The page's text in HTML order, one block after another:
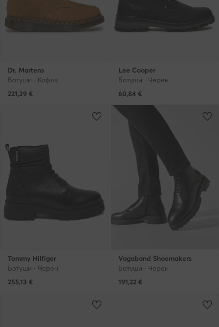
Dr. Martens
Ботуши · Кафяв
221,39 €
Lee Cooper
Ботуши · Черен
60,84 €
Tommy Hilfiger
Ботуши · Черен
255,13 €
Vagabond Shoemakers
Ботуши · Черен
191,22 €